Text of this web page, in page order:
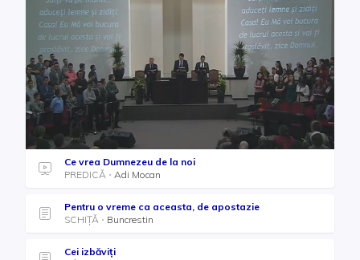
Ce vrea Dumnezeu de la noi
PREDICĂ
Adi Mocan
Pentru o vreme ca aceasta, de apostazie
SCHIȚĂ
Buncrestin
Cei izbăviți